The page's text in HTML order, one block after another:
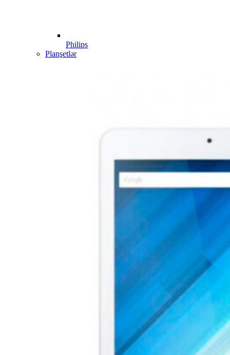
Philips
Planşetlər